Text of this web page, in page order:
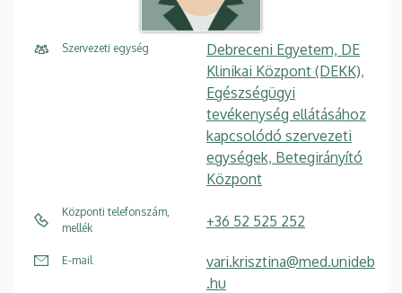
Szervezeti egység
Debreceni Egyetem, DE
Klinikai Központ (DEKK),
Egészségügyi
tevékenység ellátásához
kapcsolódó szervezeti
egységek, Betegirányító
Központ
Központi telefonszám,
mellék
+36 52 525 252
E-mail
vari.krisztina@med.unideb
.hu